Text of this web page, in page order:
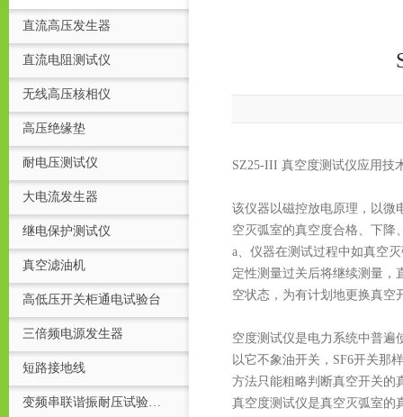
首
直流高压发生器
直流电阻测试仪
无线高压核相仪
高压绝缘垫
耐电压测试仪
大电流发生器
继电保护测试仪
真空滤油机
高低压开关柜通电试验台
三倍频电源发生器
短路接地线
变频串联谐振耐压试验装置
SZ25-III 真空度测试仪应用技
该仪器以磁控放电原理，以微
空灭弧室的真空度合格、下
a、仪器在测试过程中如真空
定性测量过关后将继续测量，
空状态，为有计划地更换真空
空度测试仪是电力系统中普遍
以它不象油开关， SF6开关那
方法只能粗略判断真空开关的
真空度测试仪是真空灭弧室的